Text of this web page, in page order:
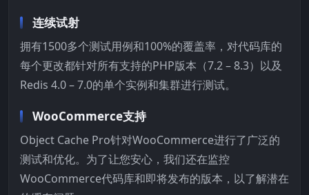
连续试射
拥有1500多个测试用例和100%的覆盖率，对代码库的
每个更改都针对所有支持的PHP版本（7.2 – 8.3）以及
Redis 4.0 – 7.0的单个实例和集群进行测试。
WooCommerce支持
Object Cache Pro针对WooCommerce进行了广泛的
测试和优化。为了让您安心，我们还在监控
WooCommerce代码库和即将发布的版本，以了解潜在